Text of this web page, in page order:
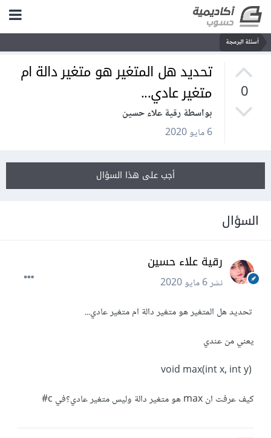
أسئلة البرمجة
0
تحديد هل المتغير هو متغير دالة ام
متغير عادي...
بواسطة رقية علاء حسين
6 مايو 2020
أجب على هذا السؤال
السؤال
رقية علاء حسين
نشر6 مايو 2020
تحديد هل المتغير هو متغير دالة ام متغير عادي...
يعني من عندي
كيف عرفت ان max هو متغير دالة وليس متغير عادي؟في c#